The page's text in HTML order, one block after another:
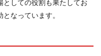
としての役割も果たしてお
なっています。